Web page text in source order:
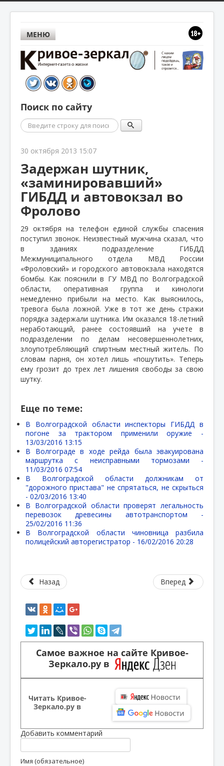
МЕНЮ
Поиск по сайту
Поиск
30 октября 2013 15:07
Задержан шутник,
«заминировавший»
ГИБДД и автовокзал во
Фролово
29 октября на телефон единой службы спасения
поступил звонок. Неизвестный мужчина сказал, что
в зданиях подразделение ГИБДД
Межмуниципального отдела МВД России
«Фроловский» и городского автовокзала находятся
бомбы. Как пояснили в ГУ МВД по Волгоградской
области, оперативная группа и кинологи
немедленно прибыли на место. Как выяснилось,
тревога была ложной. Уже в тот же день стражи
порядка задержали шутника. Им оказался 18-летний
неработающий, ранее состоявший на учете в
подразделении по делам несовершеннолетних,
злоупотребляющий спиртным местный житель. По
словам парня, он хотел лишь «пошутить». Теперь
ему грозит до трех лет лишения свободы за свою
шутку.
Еще по теме:
В Волгоградской области инспекторы ГИБДД в
погоне за трактором применили оружие -
13/03/2016 13:15
В Волгограде в ходе рейда была эвакуирована
маршрутка с неисправными тормозами -
11/03/2016 07:54
В Волгоградской области должникам от
"дорожного пристава" не спрятаться, не скрыться
- 02/03/2016 13:40
В Волгоградской области проверят легальность
перевозок древесины автотранспортом -
25/02/2016 11:36
В Волгоградской области чиновница разбила
полицейский авторегистратор - 16/02/2016 20:28
Назад Вперед
Самое важное на сайте Кривое-
Зеркало.ру в
Читать Кривое-
Зеркало.ру в
Добавить комментарий
Имя (обязательное)